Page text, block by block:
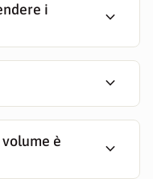
i
expand_more
expand_more
è
expand_more